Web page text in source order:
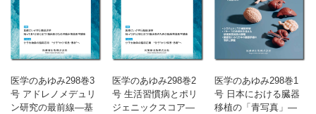
医学のあゆみ298巻3
号 アドレノメデュリ
ン研究の最前線―基
医学のあゆみ298巻2
号 生活習慣病とポリ
ジェニックスコア―
医学のあゆみ298巻1
号 日本における臓器
移植の「青写真」―